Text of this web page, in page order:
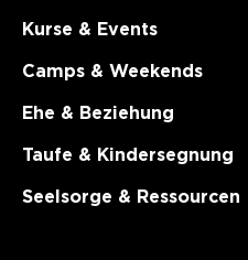
Kurse & Events
Camps & Weekends
Ehe & Beziehung
Taufe & Kindersegnung
Seelsorge & Ressourcen